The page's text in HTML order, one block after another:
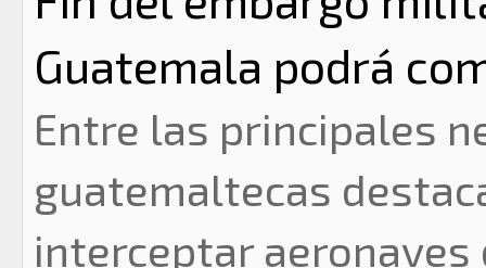
Guatemala podrá
Entre las principales
guatemaltecas
interceptar